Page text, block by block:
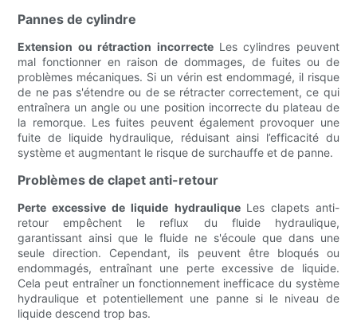
Pannes de cylindre
Extension ou rétraction incorrecte Les cylindres peuvent
mal fonctionner en raison de dommages, de fuites ou de
problèmes mécaniques. Si un vérin est endommagé, il risque
de ne pas s'étendre ou de se rétracter correctement, ce qui
entraînera un angle ou une position incorrecte du plateau de
la remorque. Les fuites peuvent également provoquer une
fuite de liquide hydraulique, réduisant ainsi l’efficacité du
système et augmentant le risque de surchauffe et de panne.
Problèmes de clapet anti-retour
Perte excessive de liquide hydraulique Les clapets anti-
retour empêchent le reflux du fluide hydraulique,
garantissant ainsi que le fluide ne s'écoule que dans une
seule direction. Cependant, ils peuvent être bloqués ou
endommagés, entraînant une perte excessive de liquide.
Cela peut entraîner un fonctionnement inefficace du système
hydraulique et potentiellement une panne si le niveau de
liquide descend trop bas.